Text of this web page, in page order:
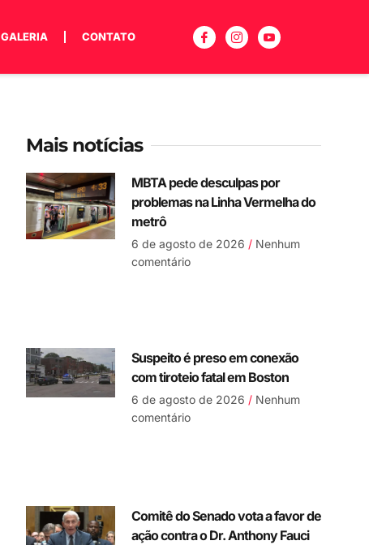
GALERIA CONTATO
Mais notícias
MBTA pede desculpas por
problemas na Linha Vermelha do
metrô
6 de agosto de 2026 Nenhum
comentário
Suspeito é preso em conexão
com tiroteio fatal em Boston
6 de agosto de 2026 Nenhum
comentário
Comitê do Senado vota a favor de
ação contra o Dr. Anthony Fauci